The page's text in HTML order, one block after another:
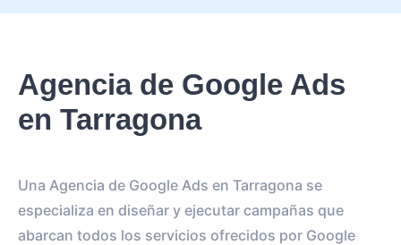
Agencia de Google Ads
en Tarragona
Una Agencia de Google Ads en Tarragona se
especializa en diseñar y ejecutar campañas que
abarcan todos los servicios ofrecidos por Google